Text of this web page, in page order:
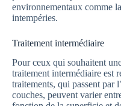
environnementaux comme
intempéries.
Traitement intermédiaire
Pour ceux qui souhaitent
traitement intermédiaire est
traitements, qui passent par
couches, peuvent varier